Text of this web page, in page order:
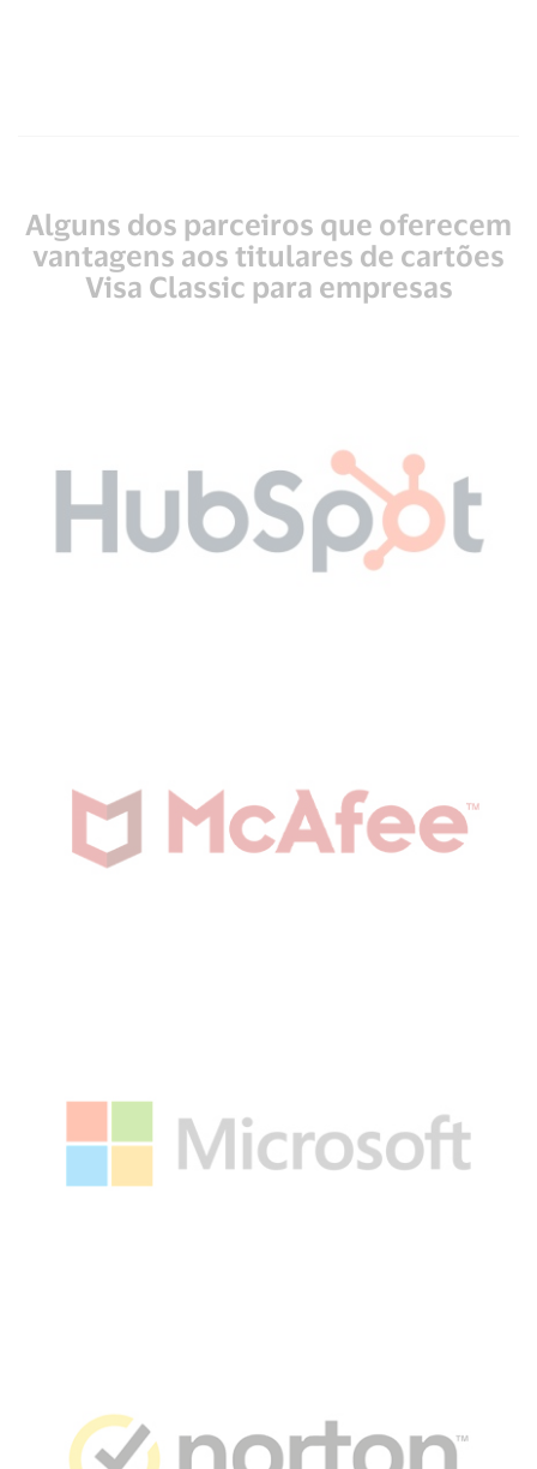
Alguns dos parceiros que oferecem
vantagens aos titulares de cartões
Visa Classic para empresas